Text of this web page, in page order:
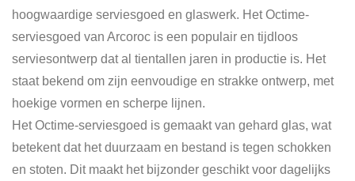
hoogwaardige serviesgoed en glaswerk. Het Octime-
serviesgoed van Arcoroc is een populair en tijdloos
serviesontwerp dat al tientallen jaren in productie is. Het
staat bekend om zijn eenvoudige en strakke ontwerp, met
hoekige vormen en scherpe lijnen.
Het Octime-serviesgoed is gemaakt van gehard glas, wat
betekent dat het duurzaam en bestand is tegen schokken
en stoten. Dit maakt het bijzonder geschikt voor dagelijks